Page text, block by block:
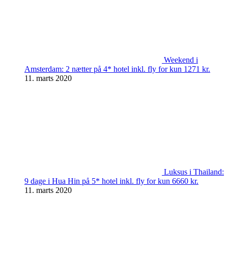
Weekend i
Amsterdam: 2 nætter på 4* hotel inkl. fly for kun 1271 kr.
11. marts 2020
Luksus i Thailand:
9 dage i Hua Hin på 5* hotel inkl. fly for kun 6660 kr.
11. marts 2020